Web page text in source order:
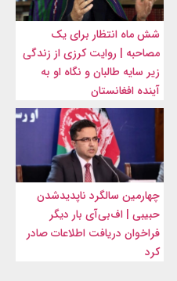
شش ماه انتظار برای یک
مصاحبه | روایت کرزی از زندگی
زیر سایه طالبان و نگاه او به
آینده افغانستان
چهارمین سالگرد ناپدیدشدن
حبیبی | اف‌بی‌آی بار دیگر
فراخوان دریافت اطلاعات صادر
کرد